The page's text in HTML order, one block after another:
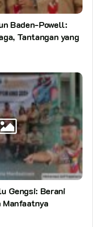
Baden-Powell:
Tantangan yang
Gengsi: Berani
Manfaatnya